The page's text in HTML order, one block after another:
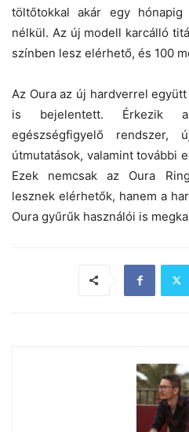
töltőtokkal akár egy
nélkül. Az új modell karcálló
színben lesz elérhető, és 100
Az Oura az új hardverrel
is bejelentett. Érkezik
egészségfigyelő rendszer,
útmutatások, valamint további
Ezek nemcsak az Oura
lesznek elérhetők, hanem a
Oura gyűrűk használói is